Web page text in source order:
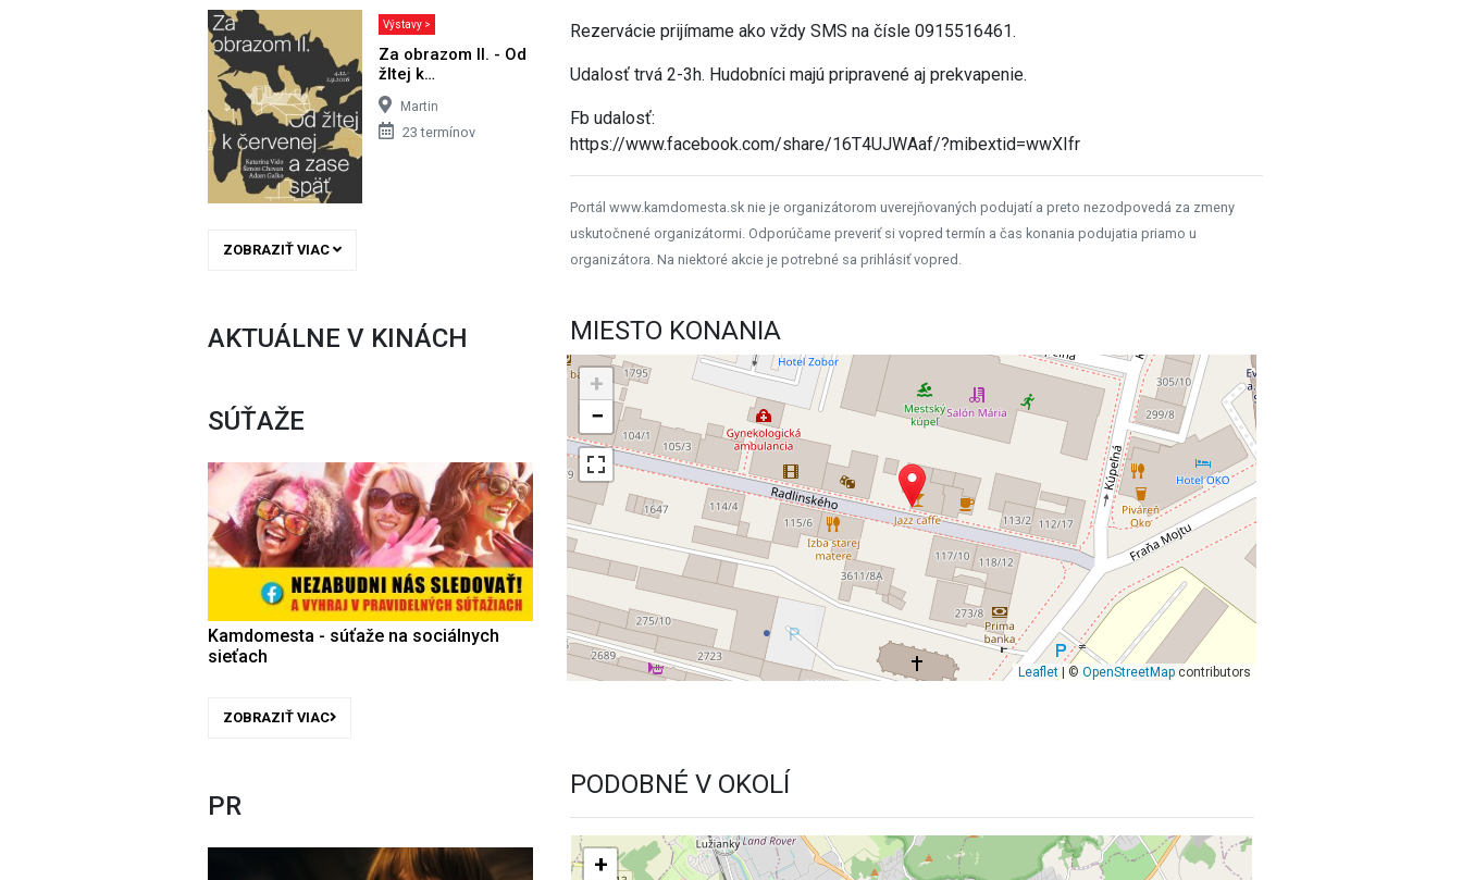
Výstavy >
Za obrazom II. - Od
žltej k…
Martin
23 termínov
ZOBRAZIŤ VIAC
AKTUÁLNE V KINÁCH
SÚŤAŽE
Kamdomesta - súťaže na sociálnych
sieťach
ZOBRAZIŤ VIAC
PR
Rezervácie prijímame ako vždy SMS na čísle 0915516461.
Udalosť trvá 2-3h. Hudobníci majú pripravené aj prekvapenie.
Fb udalosť:
https://www.facebook.com/share/16T4UJWAaf/?mibextid=wwXIfr
Portál www.kamdomesta.sk nie je organizátorom uverejňovaných podujatí a preto nezodpovedá za zmeny
uskutočnené organizátormi. Odporúčame preveriť si vopred termín a čas konania podujatia priamo u
organizátora. Na niektoré akcie je potrebné sa prihlásiť vopred.
MIESTO KONANIA
+
−
Leaflet| © OpenStreetMapcontributors
PODOBNÉ V OKOLÍ
+